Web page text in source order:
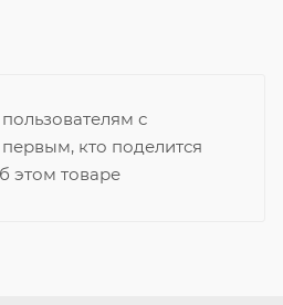
с
кто поделится
этом товаре